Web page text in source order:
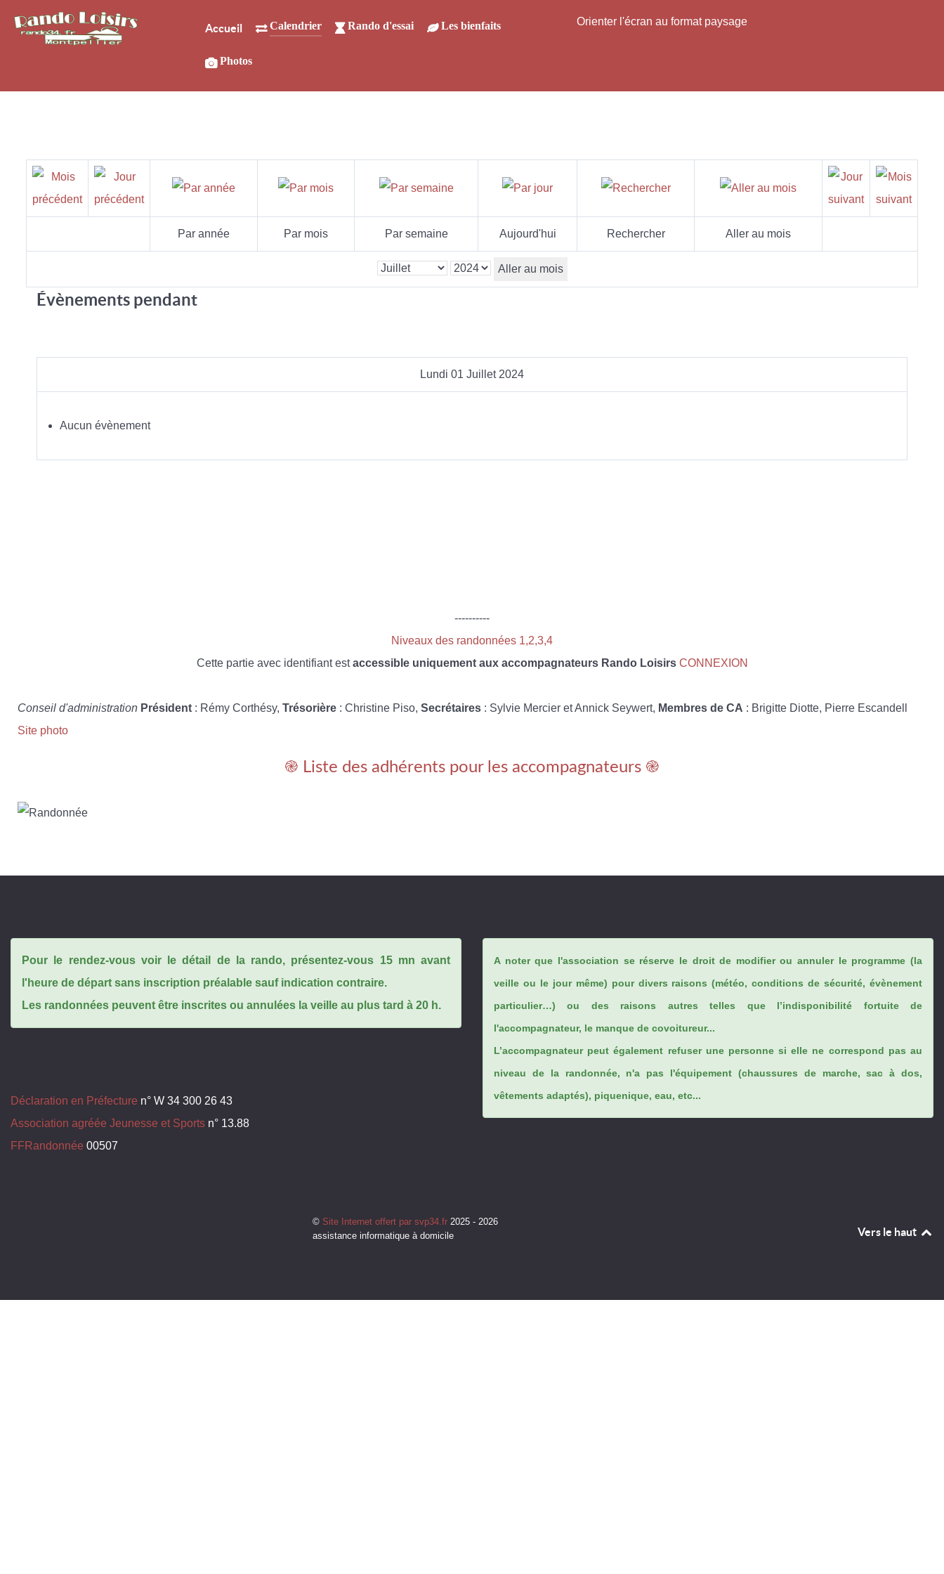
Accueil Calendrier Rando d'essai Les bienfaits
Photos
Orienter l'écran au format paysage
Par année Par mois Par semaine Aujourd'hui Rechercher Aller au mois
Aller au mois
Évènements pendant
Lundi 01 Juillet 2024
Aucun évènement
----------
Niveaux des randonnées 1,2,3,4
Cette partie avec identifiant estaccessible uniquement aux accompagnateurs Rando Loisirs CONNEXION
Conseil d'administration Président : Rémy Corthésy, Trésorière : Christine Piso, Secrétaires : Sylvie Mercier et Annick Seywert, Membres de CA : Brigitte Diotte, Pierre Escandell
Site photo
֎ Liste des adhérents pour les accompagnateurs ֎
Pour le rendez-vous voir le détail de la rando, présentez-vous 15 mn avant
l'heure de départ sans inscription préalable sauf indication contraire.
Les randonnées peuvent être inscrites ou annulées la veille au plus tard à 20 h.
Déclaration en Préfecture n° W 34 300 26 43
Association agréée Jeunesse et Sports n° 13.88
FFRandonnée 00507
A noter que l'association se réserve le droit de modifier ou annuler le programme (la
veille ou le jour même) pour divers raisons (météo, conditions de sécurité, évènement
particulier…) ou des raisons autres telles que l’indisponibilité fortuite de
l'accompagnateur, le manque de covoitureur...
L’accompagnateur peut également refuser une personne si elle ne correspond pas au
niveau de la randonnée, n'a pas l'équipement (chaussures de marche, sac à dos,
vêtements adaptés), piquenique, eau, etc...
© Site Internet offert par svp34.fr 2025 - 2026
assistance informatique à domicile
Vers le haut